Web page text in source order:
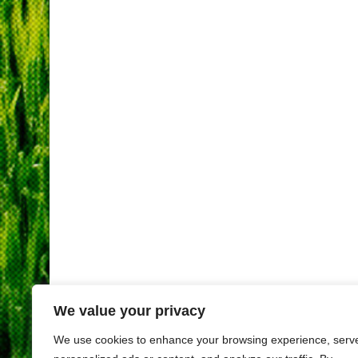
We value your privacy
We use cookies to enhance your browsing experience,